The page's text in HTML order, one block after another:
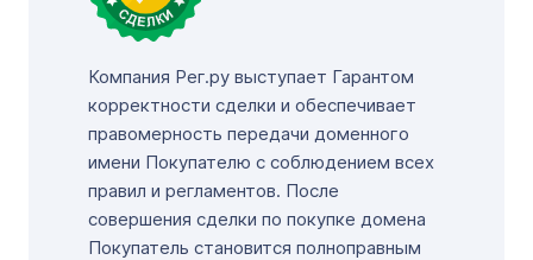
Компания Рег.ру выступает Гарантом
корректности сделки и обеспечивает
правомерность передачи доменного
имени Покупателю с соблюдением всех
правил и регламентов. После
совершения сделки по покупке домена
Покупатель становится полноправным